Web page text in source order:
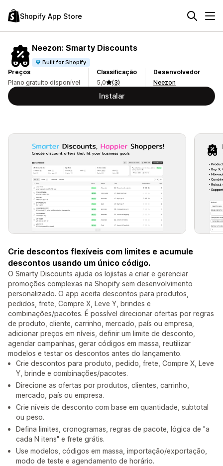
Shopify App Store
Neezon: Smarty Discounts
Built for Shopify
Preços
Plano gratuito disponível
Classificação
5,0
(3)
Desenvolvedor
Neezon
Instalar
Crie descontos flexíveis com limites e acumule
descontos usando um único código.
O Smarty Discounts ajuda os lojistas a criar e gerenciar
promoções complexas na Shopify sem desenvolvimento
personalizado. O app aceita descontos para produtos,
pedidos, frete, Compre X, Leve Y, brindes e
combinações/pacotes. É possível direcionar ofertas por regras
de produto, cliente, carrinho, mercado, país ou empresa,
adicionar preços em níveis, definir um limite de desconto,
agendar campanhas, gerar códigos em massa, reutilizar
modelos e testar os descontos antes do lançamento.
Crie descontos para produto, pedido, frete, Compre X, Leve
Y, brinde e combinações/pacotes.
Direcione as ofertas por produtos, clientes, carrinho,
mercado, país ou empresa.
Crie níveis de desconto com base em quantidade, subtotal
ou peso.
Defina limites, cronogramas, regras de pacote, lógica de "a
cada N itens" e frete grátis.
Use modelos, códigos em massa, importação/exportação,
modo de teste e agendamento de horário.